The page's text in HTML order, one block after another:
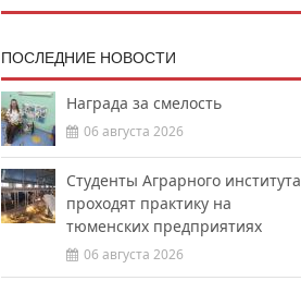
ПОСЛЕДНИЕ НОВОСТИ
Награда за смелость
06 августа 2026
Студенты Аграрного института
проходят практику на
тюменских предприятиях
06 августа 2026